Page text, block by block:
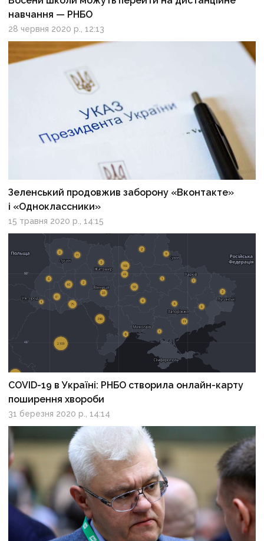
навчання — РНБО
28 червня 2020 р., 12:13
Зеленський продовжив заборону «Вконтакте»
і «Одноклассники»
15 травня 2020 р., 14:15
COVID-19 в Україні: РНБО створила онлайн-карту
поширення хвороби
31 березня 2020 р., 14:14